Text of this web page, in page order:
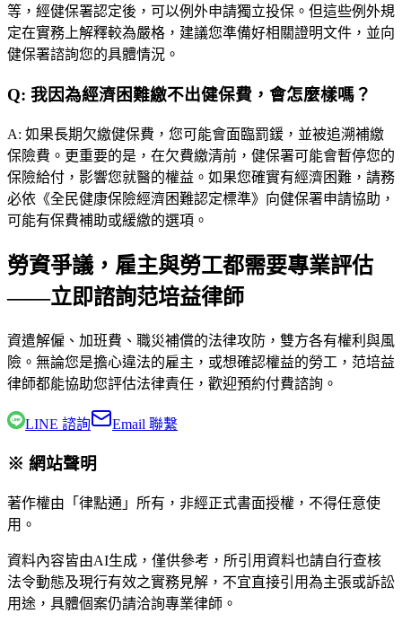
等，經健保署認定後，可以例外申請獨立投保。但這些例外規
定在實務上解釋較為嚴格，建議您準備好相關證明文件，並向
健保署諮詢您的具體情況。
Q: 我因為經濟困難繳不出健保費，會怎麼樣嗎？
A: 如果長期欠繳健保費，您可能會面臨罰鍰，並被追溯補繳
保險費。更重要的是，在欠費繳清前，健保署可能會暫停您的
保險給付，影響您就醫的權益。如果您確實有經濟困難，請務
必依《全民健康保險經濟困難認定標準》向健保署申請協助，
可能有保費補助或緩繳的選項。
勞資爭議，雇主與勞工都需要專業評估
——立即諮詢范培益律師
資遣解僱、加班費、職災補償的法律攻防，雙方各有權利與風
險。無論您是擔心違法的雇主，或想確認權益的勞工， 范培益
律師都能協助您評估法律責任，歡迎預約付費諮詢。
LINE 諮詢 Email 聯繫
※ 網站聲明
著作權由「律點通」所有，非經正式書面授權，不得任意使
用。
資料內容皆由AI生成，僅供參考，所引用資料也請自行查核
法令動態及現行有效之實務見解，不宜直接引用為主張或訴訟
用途，具體個案仍請洽詢專業律師。